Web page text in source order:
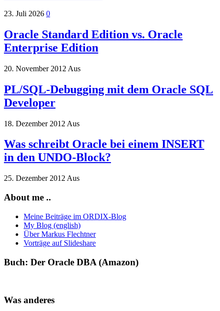
23. Juli 2026 0
Oracle Standard Edition vs. Oracle
Enterprise Edition
20. November 2012 Aus
PL/SQL-Debugging mit dem Oracle SQL
Developer
18. Dezember 2012 Aus
Was schreibt Oracle bei einem INSERT
in den UNDO-Block?
25. Dezember 2012 Aus
About me ..
Meine Beiträge im ORDIX-Blog
My Blog (english)
Über Markus Flechtner
Vorträge auf Slideshare
Buch: Der Oracle DBA (Amazon)
Was anderes